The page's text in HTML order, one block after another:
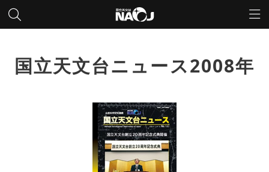
国立天文台ニュース2008年